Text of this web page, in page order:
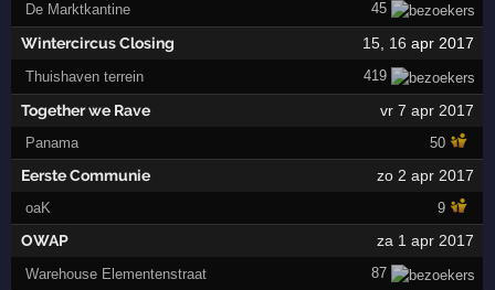
De Marktkantine 45
Wintercircus Closing 15, 16 apr 2017
Thuishaven terrein 419
Together we Rave vr 7 apr 2017
Panama 50
Eerste Communie zo 2 apr 2017
oaK 9
OWAP za 1 apr 2017
Warehouse Elementenstraat 87